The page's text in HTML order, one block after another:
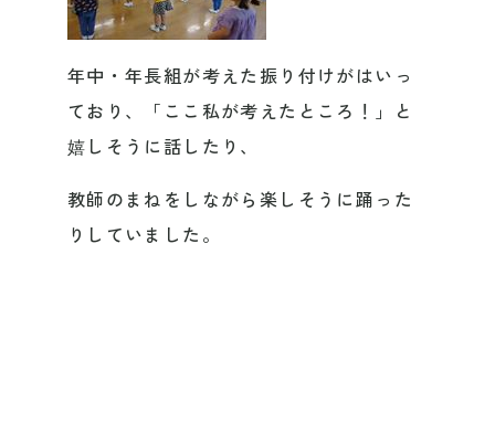
年中・年長組が考えた振り付けがはいっ
ており、「ここ私が考えたところ！」と
嬉しそうに話したり、
教師のまねをしながら楽しそうに踊った
りしていました。